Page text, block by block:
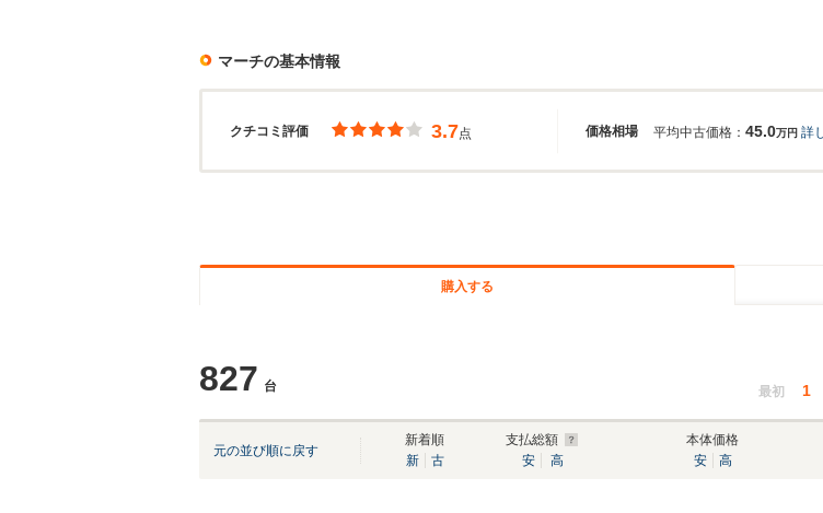
マーチの基本情報
クチコミ評価 価格相場
3.7点 平均中古価格： 45.0万円 詳
購入する
827 台 最初 1
元の並び順に戻す
新着順
新
古
支払総額
安
高
本体価格
安
高